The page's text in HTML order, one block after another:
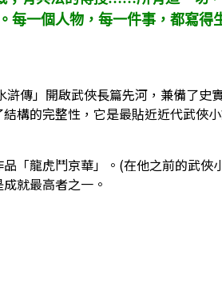
每一個人物，每一件事，都寫
傳」開啟武俠長篇先河，兼備了史
構的完整性，它是最貼近近代武俠小
龍虎鬥京華」。(在他之前的武俠
就最高者之一。